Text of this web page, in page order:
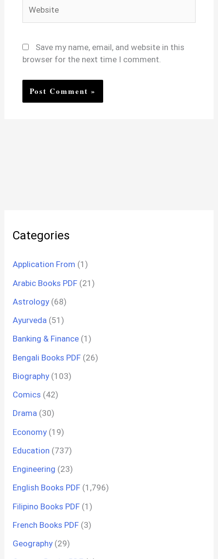
Save my name, email, and website in this
browser for the next time I comment.
Categories
Application From (1)
Arabic Books PDF (21)
Astrology (68)
Ayurveda (51)
Banking & Finance (1)
Bengali Books PDF (26)
Biography (103)
Comics (42)
Drama (30)
Economy (19)
Education (737)
Engineering (23)
English Books PDF (1,796)
Filipino Books PDF (1)
French Books PDF (3)
Geography (29)